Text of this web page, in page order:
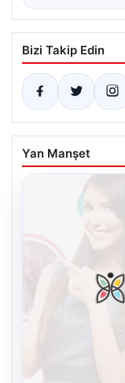
Bizi Takip Edin
Yan Manşet